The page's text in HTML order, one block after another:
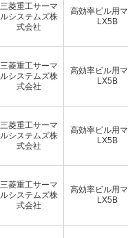
三菱重工サーマ
ルシステムズ株
式会社
高効率ビル用
LX5B
三菱重工サーマ
ルシステムズ株
式会社
高効率ビル用
LX5B
三菱重工サーマ
ルシステムズ株
式会社
高効率ビル用
LX5B
三菱重工サーマ
ルシステムズ株
式会社
高効率ビル用
LX5B